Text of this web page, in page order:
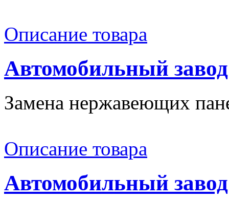
Описание товара
Автомобильный
Замена нержавеющих
Описание товара
Автомобильный